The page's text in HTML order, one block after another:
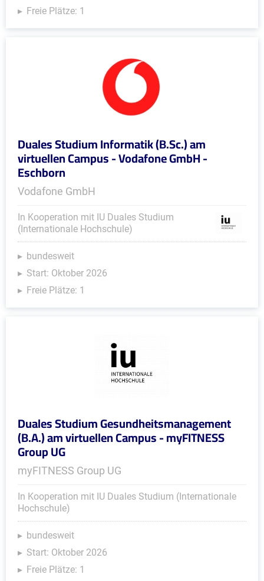
Freie Plätze: 1
Duales Studium Informatik (B.Sc.) am
virtuellen Campus - Vodafone GmbH -
Eschborn
Vodafone GmbH
In Kooperation mit IU Duales Studium
(Internationale Hochschule)
bundesweit
Start: Oktober 2026
Freie Plätze: 1
Duales Studium Gesundheitsmanagement
(B.A.) am virtuellen Campus - myFITNESS
Group UG
myFITNESS Group UG
In Kooperation mit IU Duales Studium (Internationale
Hochschule)
bundesweit
Start: Oktober 2026
Freie Plätze: 1